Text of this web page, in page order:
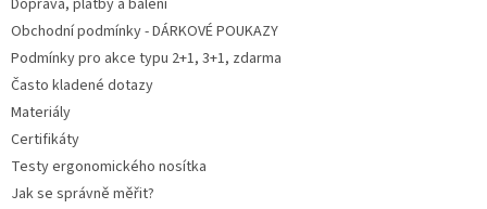
Doprava, platby a balení
Obchodní podmínky - DÁRKOVÉ POUKAZY
Podmínky pro akce typu 2+1, 3+1, zdarma
Často kladené dotazy
Materiály
Certifikáty
Testy ergonomického nosítka
Jak se správně měřit?